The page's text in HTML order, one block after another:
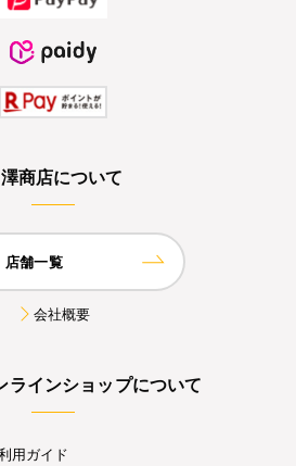
商店について
店舗一覧
会社概要
ラインショップについて
用ガイド